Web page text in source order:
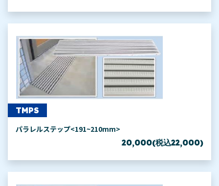
TMPS
パラレルステップ<191~210mm>
20,000(税込22,000)